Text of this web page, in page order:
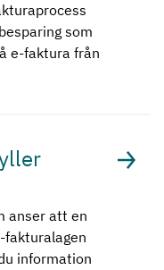
som
e-faktura från
anser att en
fakturalagen
information